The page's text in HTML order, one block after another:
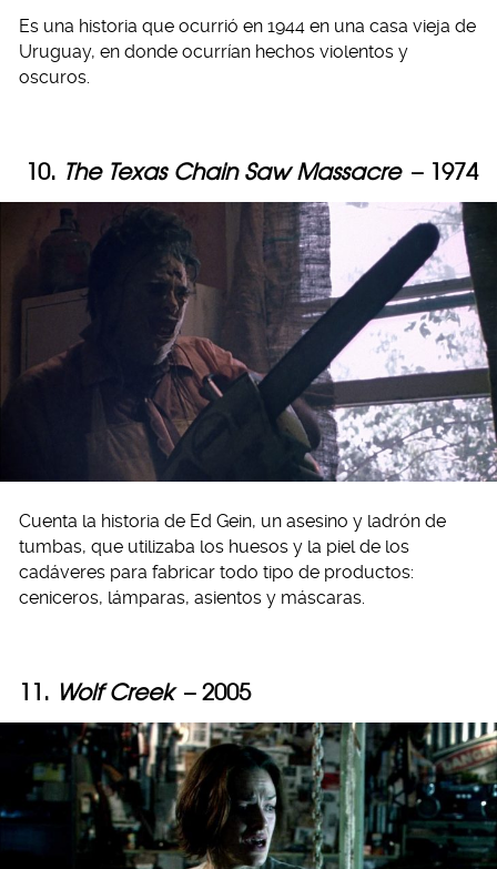
Es una historia que ocurrió en 1944 en una casa vieja de
Uruguay, en donde ocurrían hechos violentos y
oscuros.
10. The Texas Chain Saw Massacre – 1974
Cuenta la historia de Ed Gein, un asesino y ladrón de
tumbas, que utilizaba los huesos y la piel de los
cadáveres para fabricar todo tipo de productos:
ceniceros, lámparas, asientos y máscaras.
11. Wolf Creek– 2005